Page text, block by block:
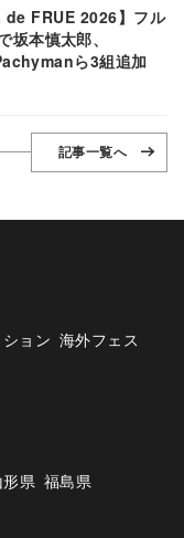
de FRUE 2026】フル
坂本慎太郎、
ら3組追加
記事一覧へ
ョン 海外フェス
形県 福島県